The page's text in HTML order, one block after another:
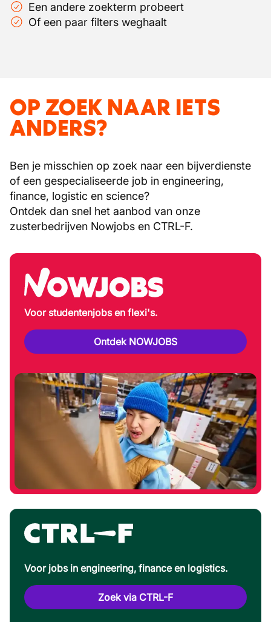
Een andere zoekterm probeert
Of een paar filters weghaalt
OP ZOEK NAAR IETS
ANDERS?
Ben je misschien op zoek naar een bijverdienste
of een gespecialiseerde job in engineering,
finance, logistic en science?
Ontdek dan snel het aanbod van onze
zusterbedrijven Nowjobs en CTRL-F.
Voor studentenjobs en flexi's.
Ontdek NOWJOBS
Voor jobs in engineering, finance en logistics.
Zoek via CTRL-F